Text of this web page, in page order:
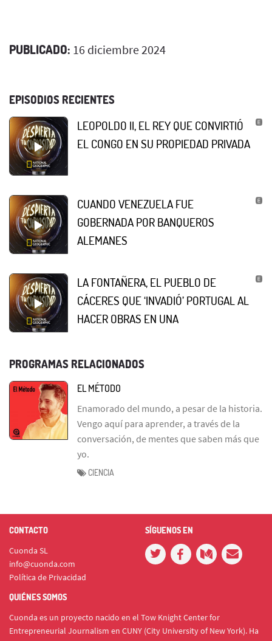
PUBLICADO: 16 diciembre 2024
EPISODIOS RECIENTES
LEOPOLDO II, EL REY QUE CONVIRTIÓ
EL CONGO EN SU PROPIEDAD PRIVADA
CUANDO VENEZUELA FUE
GOBERNADA POR BANQUEROS
ALEMANES
LA FONTAÑERA, EL PUEBLO DE
CÁCERES QUE ‘INVADIÓ’ PORTUGAL AL
HACER OBRAS EN UNA
PROGRAMAS RELACIONADOS
EL MÉTODO
Enamorado del mundo, a pesar de la historia.
Vengo aquí para aprender, a través de la
conversación, de mentes que saben más que
yo.
CIENCIA
CONTACTO
Cuonda SL
info@cuonda.com
Política de Privacidad
SÍGUENOS EN
QUIÉNES SOMOS
Cuonda es un proyecto nacido en el Tow Knight Center for
Entrepreneurial Journalism en CUNY (City University of New York). Ha